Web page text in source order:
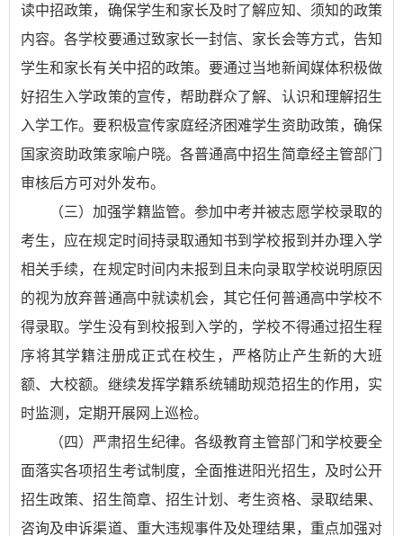
读中招政策，确保学生和家长及时了解应知、须知的政策
内容。各学校要通过致家长一封信、家长会等方式，告知
学生和家长有关中招的政策。要通过当地新闻媒体积极做
好招生入学政策的宣传，帮助群众了解、认识和理解招生
入学工作。要积极宣传家庭经济困难学生资助政策，确保
国家资助政策家喻户晓。各普通高中招生简章经主管部门
审核后方可对外发布。
（三）加强学籍监管。参加中考并被志愿学校录取的
考生，应在规定时间持录取通知书到学校报到并办理入学
相关手续，在规定时间内未报到且未向录取学校说明原因
的视为放弃普通高中就读机会，其它任何普通高中学校不
得录取。学生没有到校报到入学的，学校不得通过招生程
序将其学籍注册成正式在校生，严格防止产生新的大班
额、大校额。继续发挥学籍系统辅助规范招生的作用，实
时监测，定期开展网上巡检。
（四）严肃招生纪律。各级教育主管部门和学校要全
面落实各项招生考试制度，全面推进阳光招生，及时公开
招生政策、招生简章、招生计划、考生资格、录取结果、
咨询及申诉渠道、重大违规事件及处理结果，重点加强对